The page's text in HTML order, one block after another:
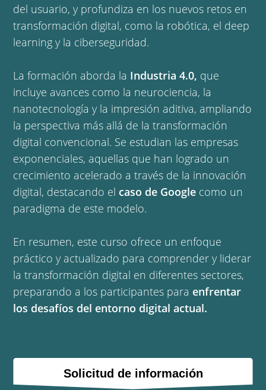
del usuario, y profundiza en los nuevos retos en
transformación digital, como la robótica, el deep
learning y la ciberseguridad.
La formación aborda la Industria 4.0, que
incluye avances como la neurociencia, la
nanotecnología y la impresión aditiva, ampliando
la perspectiva más allá de la transformación
digital convencional. Se estudian las empresas
exponenciales, aquellas que han logrado un
crecimiento acelerado a través de la innovación
digital, destacando el caso de Google como un
paradigma de este modelo.
En resumen, este curso ofrece un enfoque
práctico y actualizado para comprender y liderar
la transformación digital en diferentes sectores,
preparando a los participantes para enfrentar
los desafíos del entorno digital actual.
Solicitud de información